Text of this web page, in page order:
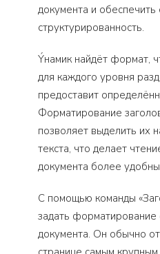
документа и обеспечить
структурированность.
Ýнамик найдёт формат,
для каждого уровня
предоставит
Форматирование
позволяет выделить их
текста, что делает
документа более
С помощью команды
задать форматирование
документа. Он обычно